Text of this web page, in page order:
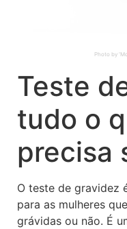
Photo by
Teste
tudo o
precisa
O teste de gravidez
para as mulheres
grávidas ou não. É